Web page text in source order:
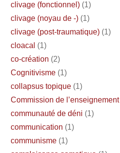
clivage (fonctionnel) (1)
clivage (noyau de -) (1)
clivage (post-traumatique) (1)
cloacal (1)
co-création (2)
Cognitivisme (1)
collapsus topique (1)
Commission de l’enseignement
communauté de déni (1)
communication (1)
communisme (1)